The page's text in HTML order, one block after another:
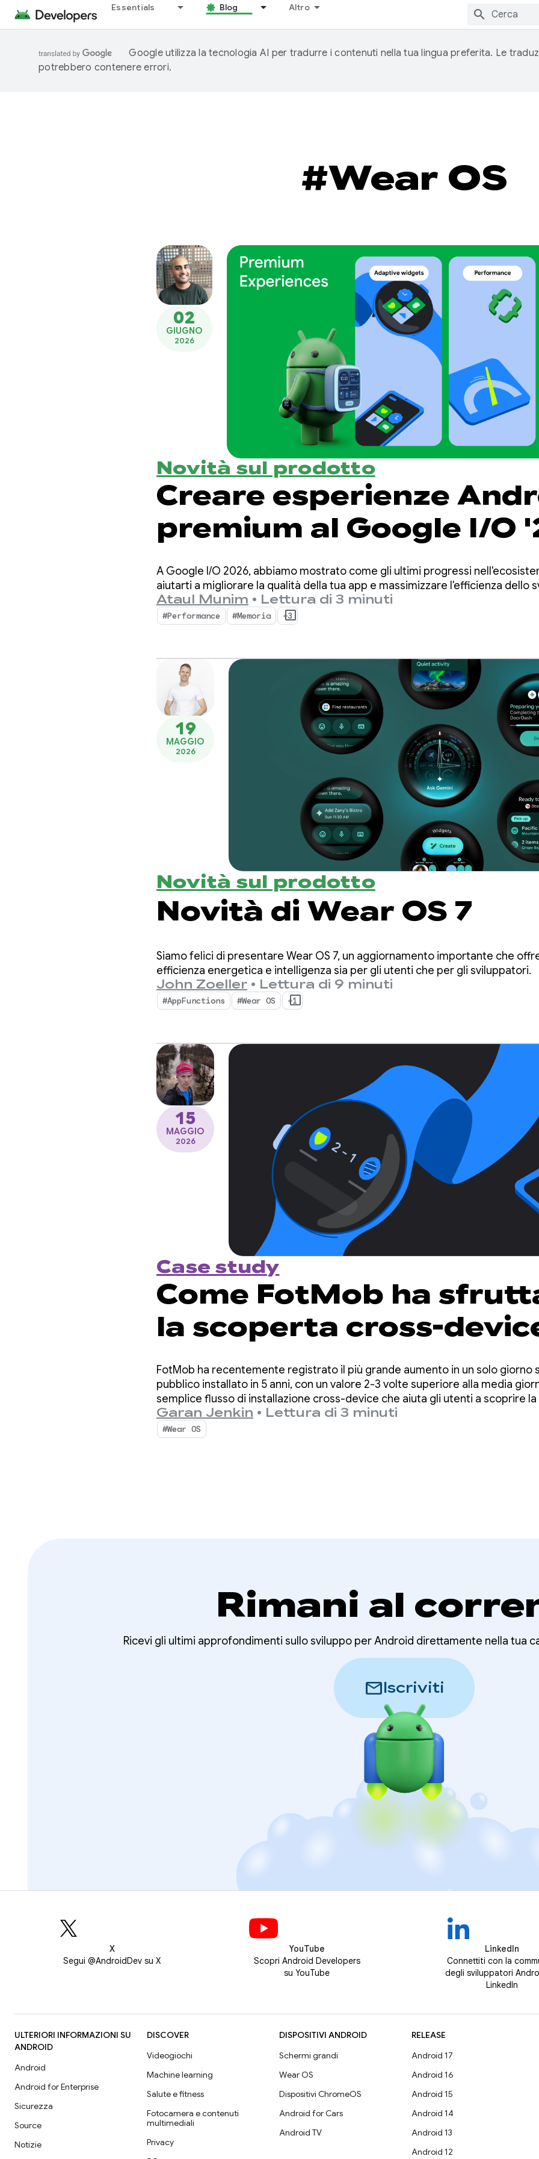
Essentials Blog Altro
Google utilizza la tecnologia AI per tradurre i contenuti nella tua lingua preferita. Le
potrebbero contenere errori.
#Wear OS
02
GIUGNO
2026
Novità sul prodotto
Creare esperienze
premium al Google I/O
A Google I/O 2026, abbiamo mostrato come gli ultimi progressi
aiutarti a migliorare la qualità della tua app e massimizzare l'efficienza dello
Ataul Munim • Lettura di 3 minuti
#Performance #Memoria +3
19
MAGGIO
2026
Novità sul prodotto
Novità di Wear OS 7
Siamo felici di presentare Wear OS 7, un aggiornamento importante che
efficienza energetica e intelligenza sia per gli utenti che per gli sviluppatori.
John Zoeller • Lettura di 9 minuti
#AppFunctions #Wear OS +1
15
MAGGIO
2026
Case study
Come FotMob ha
la scoperta cross-
per ottenere
record di Wear OS
FotMob ha recentemente registrato il più grande aumento in un solo giorno
pubblico installato in 5 anni, con un valore 2-3 volte superiore alla media
semplice flusso di installazione cross-device che aiuta gli utenti a scoprire
direttamente dallo smartphone.
Garan Jenkin • Lettura di 3 minuti
#Wear OS
Rimani al
Ricevi gli ultimi approfondimenti sullo sviluppo per Android direttamente nella tua
mailIscriviti
X
Segui @AndroidDev su X
YouTube
Scopri Android Developers
su YouTube
LinkedIn
Connettiti con la
degli sviluppatori
LinkedIn
ULTERIORI INFORMAZIONI SU
ANDROID
Android
Android for Enterprise
Sicurezza
Source
Notizie
DISCOVER
Videogiochi
Machine learning
Salute e fitness
Fotocamera e contenuti
multimediali
Privacy
DISPOSITIVI ANDROID
Schermi grandi
Wear OS
Dispositivi ChromeOS
Android for Cars
Android TV
RELEASE
Android 17
Android 16
Android 15
Android 14
Android 13
Android 12